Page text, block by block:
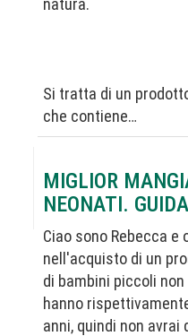
natura.
Si tratta di un
che contiene…
MIGLIOR
NEONATI.
Ciao sono Rebecca
nell'acquisto di un
di bambini piccoli
hanno
anni, quindi non avrai